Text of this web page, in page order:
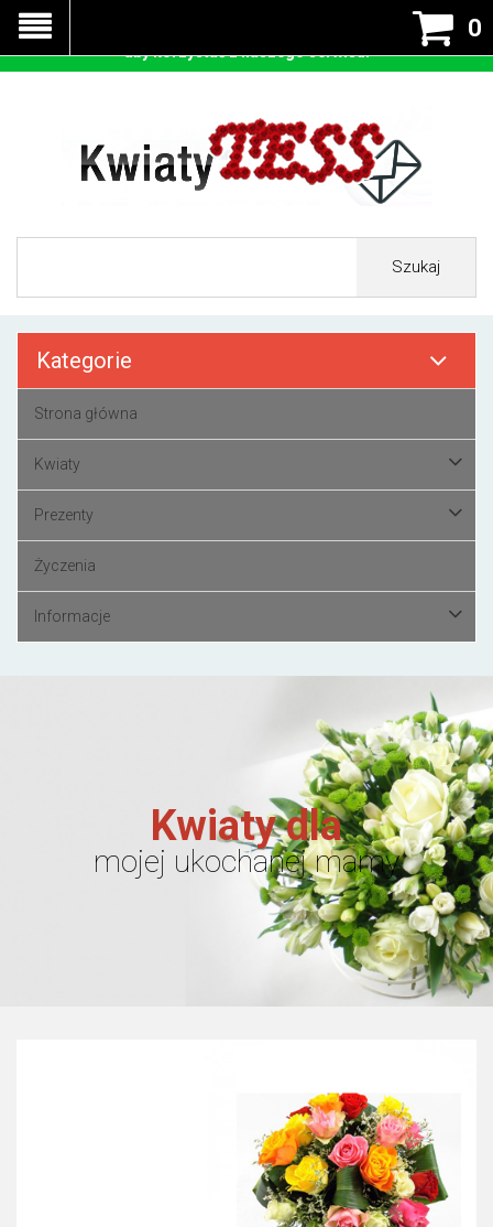
0
Szukaj
Kategorie
Strona główna
Kwiaty
Prezenty
Życzenia
Informacje
Kwiaty dla
mojej ukochanej mamy
Nasza strona korzysta z cookies - czyli tzw ciastek w celu
prawidłowego działania. Zaakceptuj przyjmowanie cookies
aby korzystać z naszego serwisu.